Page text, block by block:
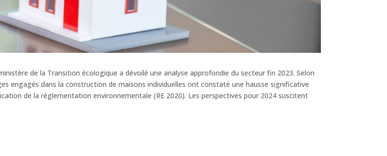
de la Transition écologique a dévoilé une analyse approfondie du secteur fin 2023. Selon
engagés dans la construction de maisons individuelles ont constaté une hausse significative
de la réglementation environnementale (RE 2020). Les perspectives pour 2024 suscitent